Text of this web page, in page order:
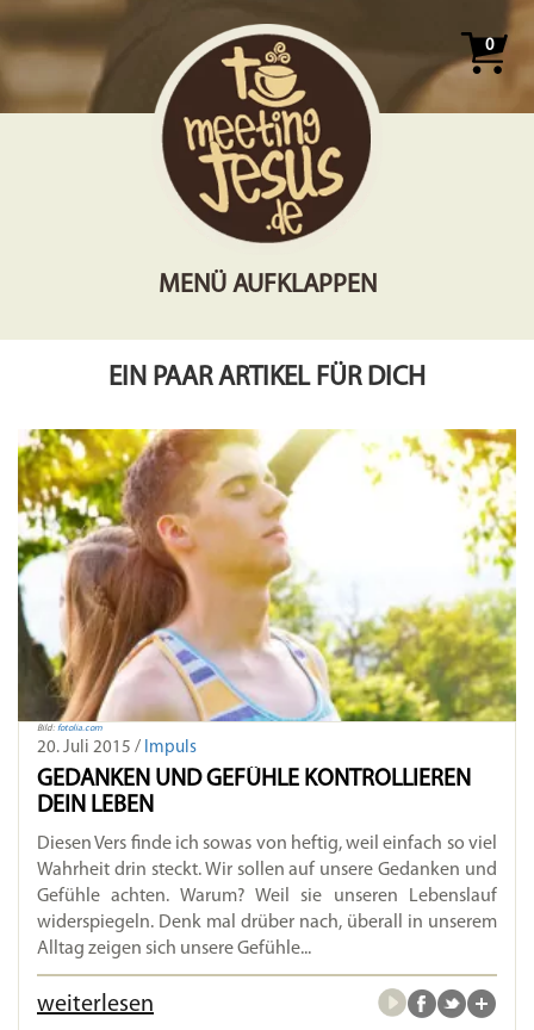
0
MENÜ AUFKLAPPEN
EIN PAAR ARTIKEL FÜR DICH
Bild: fotolia.com
20. Juli 2015 / Impuls
GEDANKEN UND GEFÜHLE KONTROLLIEREN
DEIN LEBEN
Diesen Vers finde ich sowas von heftig, weil einfach so viel
Wahrheit drin steckt. Wir sollen auf unsere Gedanken und
Gefühle achten. Warum? Weil sie unseren Lebenslauf
widerspiegeln. Denk mal drüber nach, überall in unserem
Alltag zeigen sich unsere Gefühle...
weiterlesen